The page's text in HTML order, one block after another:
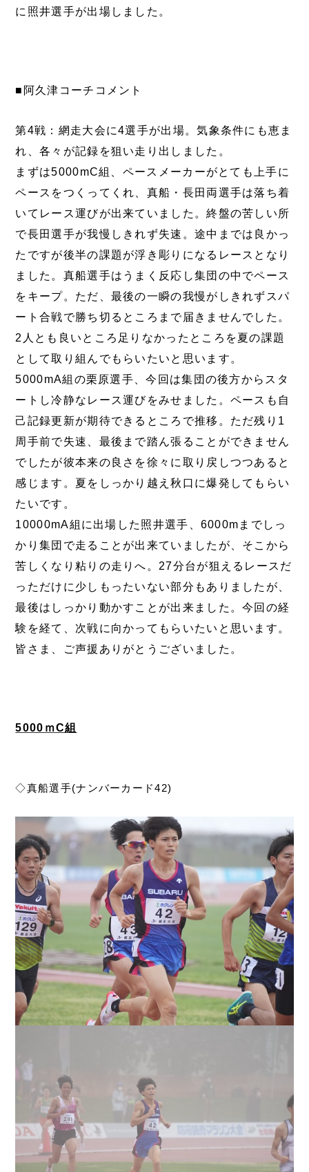
に照井選手が出場しました。
■阿久津コーチコメント
第4戦：網走大会に4選手が出場。気象条件にも恵ま
れ、各々が記録を狙い走り出しました。
まずは5000mC組、ペースメーカーがとても上手に
ペースをつくってくれ、真船・長田両選手は落ち着
いてレース運びが出来ていました。終盤の苦しい所
で長田選手が我慢しきれず失速。途中までは良かっ
たですが後半の課題が浮き彫りになるレースとなり
ました。真船選手はうまく反応し集団の中でペース
をキープ。ただ、最後の一瞬の我慢がしきれずスパ
ート合戦で勝ち切るところまで届きませんでした。
2人とも良いところ足りなかったところを夏の課題
として取り組んでもらいたいと思います。
5000mA組の栗原選手、今回は集団の後方からスタ
ートし冷静なレース運びをみせました。ペースも自
己記録更新が期待できるところで推移。ただ残り1
周手前で失速、最後まで踏ん張ることができません
でしたが彼本来の良さを徐々に取り戻しつつあると
感じます。夏をしっかり越え秋口に爆発してもらい
たいです。
10000mA組に出場した照井選手、6000mまでしっ
かり集団で走ることが出来ていましたが、そこから
苦しくなり粘りの走りへ。27分台が狙えるレースだ
っただけに少しもったいない部分もありましたが、
最後はしっかり動かすことが出来ました。今回の経
験を経て、次戦に向かってもらいたいと思います。
皆さま、ご声援ありがとうございました。
5000ｍC組
◇真船選手(ナンバーカード42)